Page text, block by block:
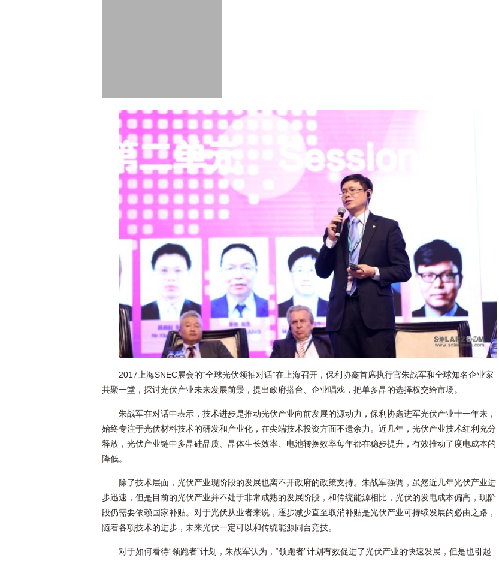
2017上海SNEC展会的“全球光伏领袖对话”在上海召开，保利协鑫首席执行官朱战军和全球知名企业家
共聚一堂，探讨光伏产业未来发展前景，提出政府搭台、企业唱戏，把单多晶的选择权交给市场。
朱战军在对话中表示，技术进步是推动光伏产业向前发展的源动力，保利协鑫进军光伏产业十一年来，
始终专注于光伏材料技术的研发和产业化，在尖端技术投资方面不遗余力。近几年，光伏产业技术红利充分
释放，光伏产业链中多晶硅品质、晶体生长效率、电池转换效率每年都在稳步提升，有效推动了度电成本的
降低。
除了技术层面，光伏产业现阶段的发展也离不开政府的政策支持。朱战军强调，虽然近几年光伏产业进
步迅速，但是目前的光伏产业并不处于非常成熟的发展阶段，和传统能源相比，光伏的发电成本偏高，现阶
段仍需要依赖国家补贴。对于光伏从业者来说，逐步减少直至取消补贴是光伏产业可持续发展的必由之路，
随着各项技术的进步，未来光伏一定可以和传统能源同台竞技。
对于如何看待“领跑者”计划，朱战军认为，“领跑者”计划有效促进了光伏产业的快速发展，但是也引起